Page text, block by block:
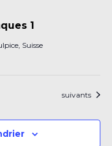
1
Suisse
Évènements
suivants